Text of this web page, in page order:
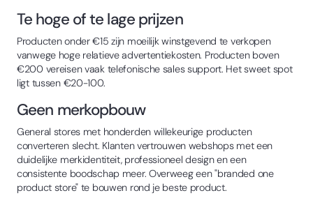
Te hoge of te lage prijzen
Producten onder €15 zijn moeilijk winstgevend te verkopen
vanwege hoge relatieve advertentiekosten. Producten boven
€200 vereisen vaak telefonische sales support. Het sweet spot
ligt tussen €20-100.
Geen merkopbouw
General stores met honderden willekeurige producten
converteren slecht. Klanten vertrouwen webshops met een
duidelijke merkidentiteit, professioneel design en een
consistente boodschap meer. Overweeg een "branded one
product store" te bouwen rond je beste product.